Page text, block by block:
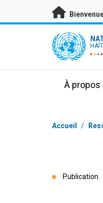
Passer au contenu principal
UN Logo
HAÏTI
À propos
Fil d'Ariane
Accueil /
Publication